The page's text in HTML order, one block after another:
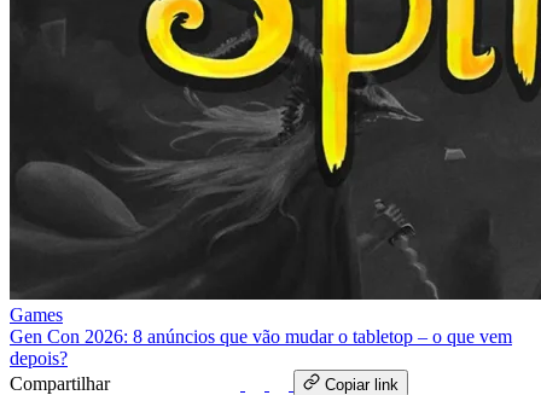
Games
Gen Con 2026: 8 anúncios que vão mudar o tabletop – o que vem
depois?
Compartilhar
Copiar link